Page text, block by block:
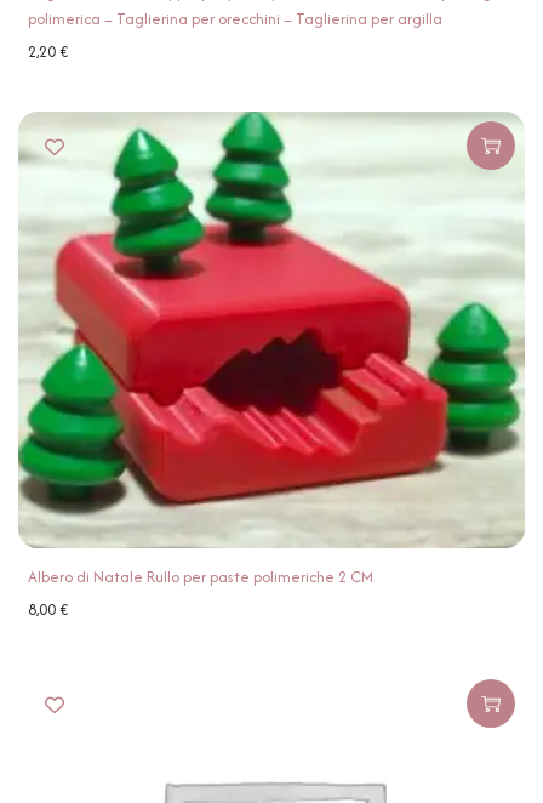
polimerica – Taglierina per orecchini – Taglierina per argilla
2,20€
Albero di Natale Rullo per paste polimeriche 2 CM
8,00€